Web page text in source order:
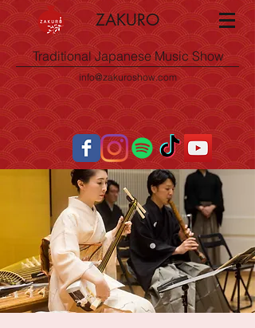
ZAKURO
Traditional Japanese Music Show
info@zakuroshow.com